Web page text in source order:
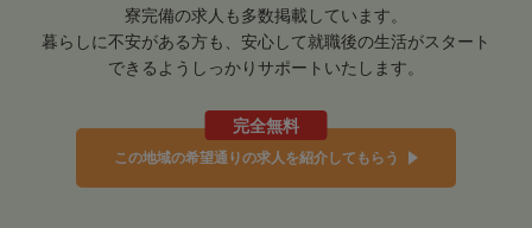
寮完備の求人も多数掲載しています。
暮らしに不安がある方も、安心して就職後の生活がスタート
できるようしっかりサポートいたします。
完全無料
この地域の希望通りの求人を紹介してもらう